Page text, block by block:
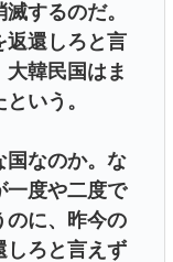
するのだ。
返還しろと言
韓民国はま
いう。
国なのか。な
一度や二度で
のに、昨今の
しろと言えず